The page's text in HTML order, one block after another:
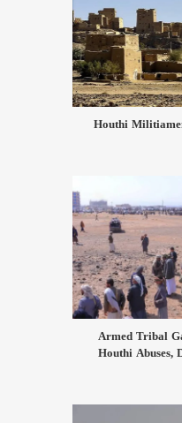
Houthi
Armed Tribal
Houthi Abuses,